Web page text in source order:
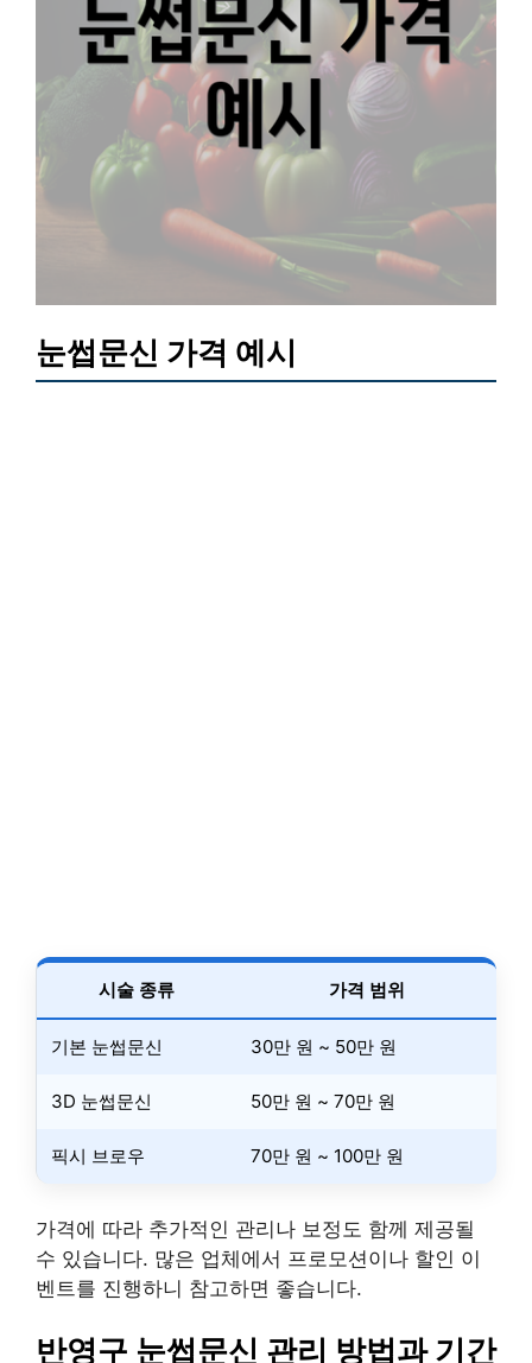
눈썹문신 가격 예시
시술 종류 가격 범위
기본 눈썹문신 30만 원 ~ 50만 원
3D 눈썹문신 50만 원 ~ 70만 원
픽시 브로우 70만 원 ~ 100만 원
가격에 따라 추가적인 관리나 보정도 함께 제공될
수 있습니다. 많은 업체에서 프로모션이나 할인 이
벤트를 진행하니 참고하면 좋습니다.
반영구 눈썹문신 관리 방법과 기간